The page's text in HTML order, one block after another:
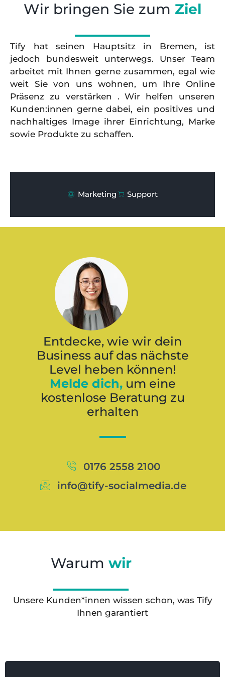
Wir bringen Sie zum Ziel
Tify hat seinen Hauptsitz in Bremen, ist
jedoch bundesweit unterwegs. Unser Team
arbeitet mit Ihnen gerne zusammen, egal wie
weit Sie von uns wohnen, um Ihre Online
Präsenz zu verstärken . Wir helfen unseren
Kunden:innen gerne dabei, ein positives und
nachhaltiges Image ihrer Einrichtung, Marke
sowie Produkte zu schaffen.
Marketing Support
Entdecke, wie wir dein
Business auf das nächste
Level heben können!
Melde dich,um eine
kostenlose Beratung zu
erhalten
0176 2558 2100
info@tify-socialmedia.de
Warum wir
Unsere Kunden*innen wissen schon, was Tify
Ihnen garantiert